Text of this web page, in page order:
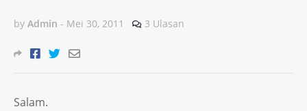
by Admin - Mei 30, 2011 3 Ulasan
Salam.